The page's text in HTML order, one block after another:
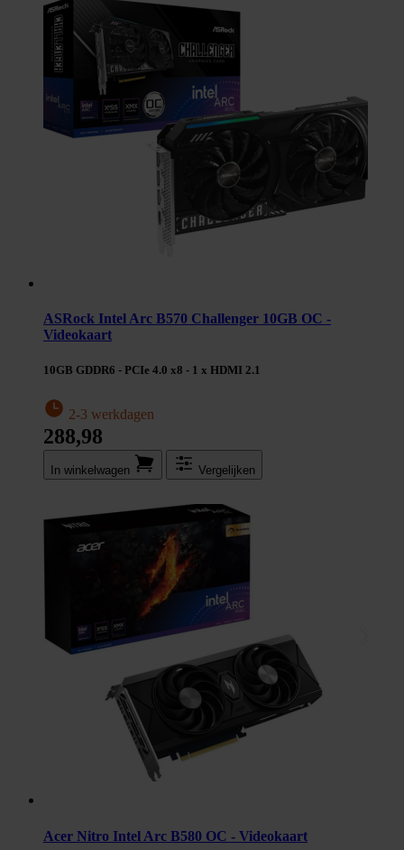
ASRock Intel Arc B570 Challenger 10GB OC -
Videokaart
10GB GDDR6 - PCIe 4.0 x8 - 1 x HDMI 2.1
2-3 werkdagen
288,98
In winkel­wagen Vergelijken
Acer Nitro Intel Arc B580 OC - Videokaart